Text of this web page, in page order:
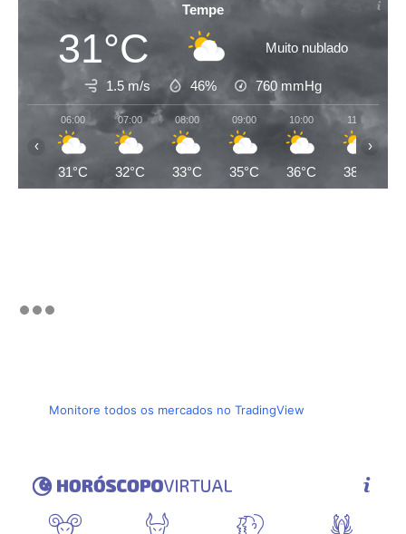
Tempe
31°C Muito nublado
1.5 m/s 46% 760 mmHg
06:00
31°C
07:00
32°C
08:00
33°C
09:00
35°C
10:00
36°C
11:00
38°C
‹ ›
Monitore todos os mercados no TradingView